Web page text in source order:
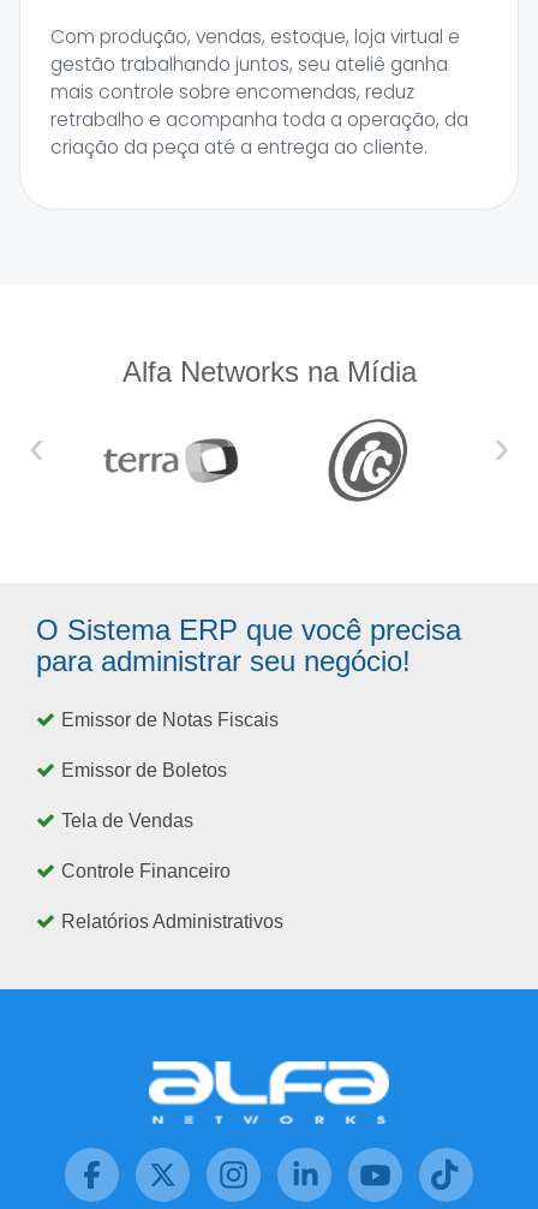
Com produção, vendas, estoque, loja virtual e
gestão trabalhando juntos, seu ateliê ganha
mais controle sobre encomendas, reduz
retrabalho e acompanha toda a operação, da
criação da peça até a entrega ao cliente.
Alfa Networks na Mídia
‹ ›
O Sistema ERP que você precisa
para administrar seu negócio!
Emissor de Notas Fiscais
Emissor de Boletos
Tela de Vendas
Controle Financeiro
Relatórios Administrativos